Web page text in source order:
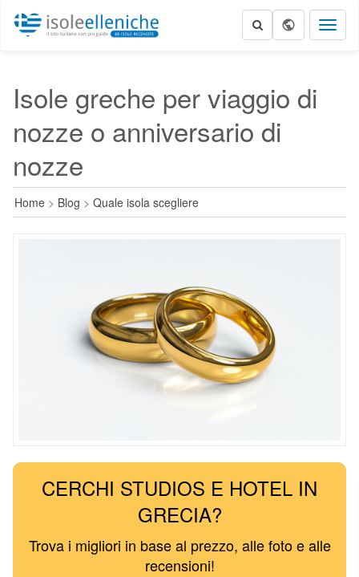
Isole greche per viaggio di
nozze o anniversario di
nozze
Home > Blog > Quale isola scegliere
CERCHI STUDIOS E HOTEL IN
GRECIA?
Trova i migliori in base al prezzo, alle foto e alle
recensioni!